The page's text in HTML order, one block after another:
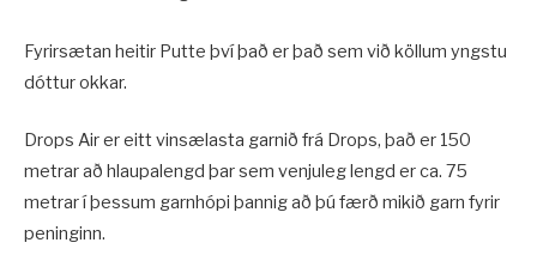
Fyrirsætan heitir Putte því það er það sem við köllum yngstu
dóttur okkar.
Drops Air er eitt vinsælasta garnið frá Drops, það er 150
metrar að hlaupalengd þar sem venjuleg lengd er ca. 75
metrar í þessum garnhópi þannig að þú færð mikið garn fyrir
peninginn.